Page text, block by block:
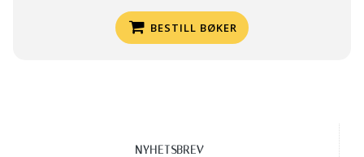
BESTILL BØKER
NYHETSBREV